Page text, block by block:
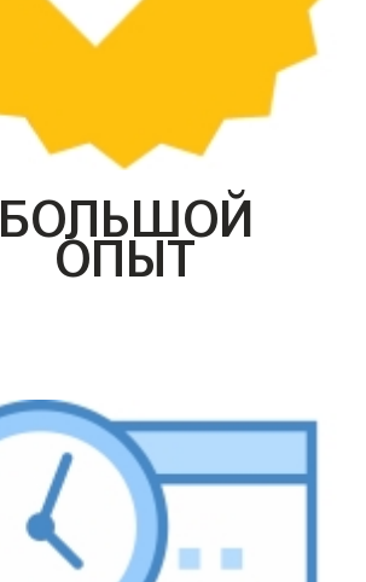
БОЛЬШОЙ
ОПЫТ